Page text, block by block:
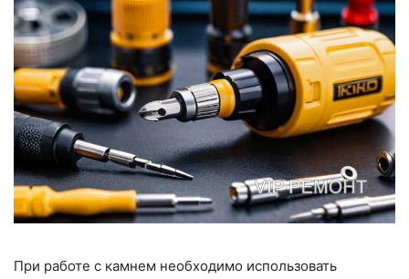
При работе с камнем необходимо использовать